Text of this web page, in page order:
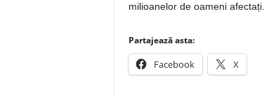
milioanelor de oameni afectați.
Partajează asta:
Facebook X